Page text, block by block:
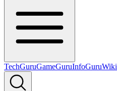
TechGuruGameGuruInfoGuruWiki